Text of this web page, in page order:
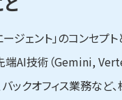
ェント」のコンセプト
AI技術（Gemini,
バックオフィス業務